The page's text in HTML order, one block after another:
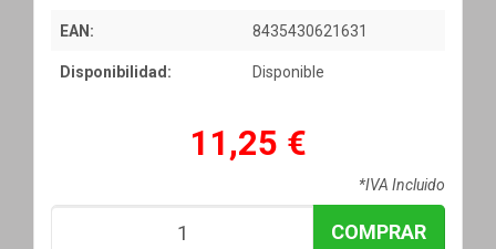
EAN: 8435430621631
Disponibilidad: Disponible
11,25 €
*IVA Incluido
COMPRAR